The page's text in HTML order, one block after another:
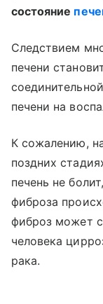
состояние
Следствием
печени
печени на
К сожалению,
поздних
печень не
фиброза
фиброз может
человека
рака.